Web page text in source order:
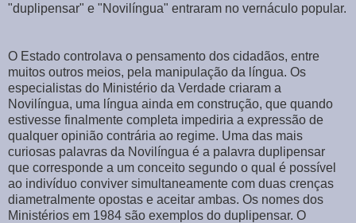
"duplipensar" e "Novilíngua" entraram no vernáculo popular.
O Estado controlava o pensamento dos cidadãos, entre
muitos outros meios, pela manipulação da língua. Os
especialistas do Ministério da Verdade criaram a
Novilíngua, uma língua ainda em construção, que quando
estivesse finalmente completa impediria a expressão de
qualquer opinião contrária ao regime. Uma das mais
curiosas palavras da Novilíngua é a palavra duplipensar
que corresponde a um conceito segundo o qual é possível
ao indivíduo conviver simultaneamente com duas crenças
diametralmente opostas e aceitar ambas. Os nomes dos
Ministérios em 1984 são exemplos do duplipensar. O